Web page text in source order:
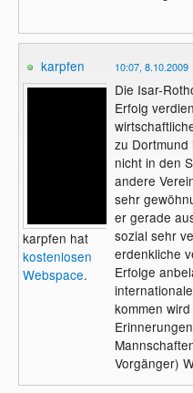
karpfen
karpfen hat
kostenlosen
Webspace.
10:07, 8.10.2009
Die Isar-
Erfolg
zu Dortmund
nicht in den
andere
sehr
er gerade
sozial sehr
erdenkliche
Erfolge
kommen
Vorgänger)